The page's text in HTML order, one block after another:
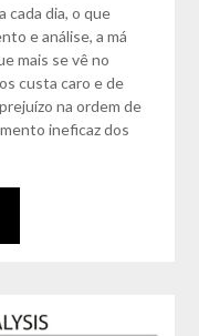
Matos
cada dia, o que
e análise, a má
mais se vê no
custa caro e de
na ordem de
ineficaz dos